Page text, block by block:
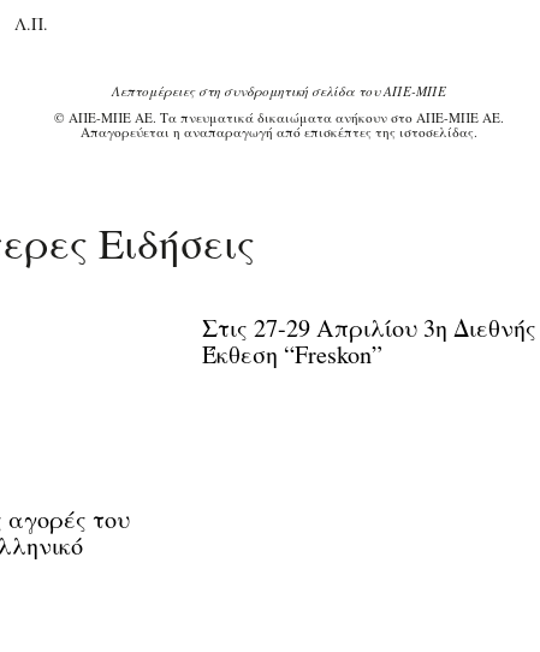
Λ.Π.
Λεπτομέρειες στη συνδρομητική σελίδα του ΑΠΕ-ΜΠΕ
© ΑΠΕ-ΜΠΕ ΑΕ. Τα πνευματικά δικαιώματα ανήκουν στο ΑΠΕ-ΜΠΕ ΑΕ.
Απαγορεύεται η αναπαραγωγή από επισκέπτες της ιστοσελίδας.
Ειδήσεις
αγορές του
Στις 27-29 Απριλίου 3η Διεθνής
Έκθεση “Freskon”